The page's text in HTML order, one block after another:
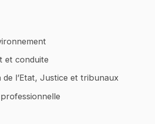
et conduite
de l’Etat, Justice et tribunaux